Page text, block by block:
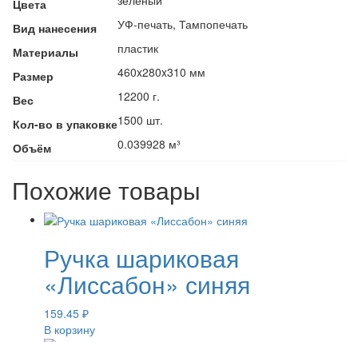
Цвета
Вид нанесения
УФ-печать, Тампопечать
Материалы
пластик
Размер
460x280x310 мм
Вес
12200 г.
Кол-во в упаковке1500 шт.
Объём
0.039928 м³
Похожие товары
Ручка шариковая
«Лиссабон» синяя
159.45 ₽
В корзину